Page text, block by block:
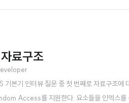
료구조
기본기 인터뷰 질문 중 첫 번째로 자료구조
Access를 지원한다. 요소들을 인덱스를